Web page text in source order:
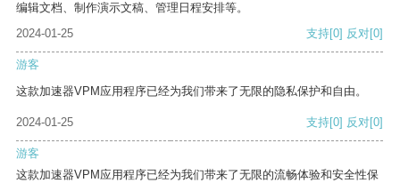
编辑文档、制作演示文稿、管理日程安排等。
2024-01-25
支持[0] 反对[0]
游客
这款加速器VPM应用程序已经为我们带来了无限的隐私保护和自由。
2024-01-25 支持[0] 反对[0]
游客
这款加速器VPM应用程序已经为我们带来了无限的流畅体验和安全性保